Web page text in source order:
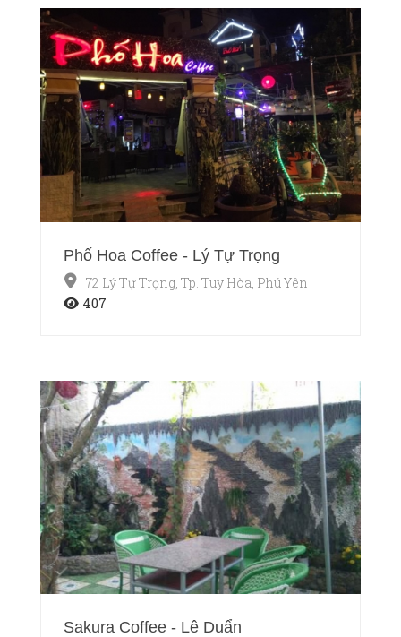
Phố Hoa Coffee - Lý Tự Trọng
72 Lý Tự Trọng, Tp. Tuy Hòa, Phú Yên
407
Sakura Coffee - Lê Duẩn